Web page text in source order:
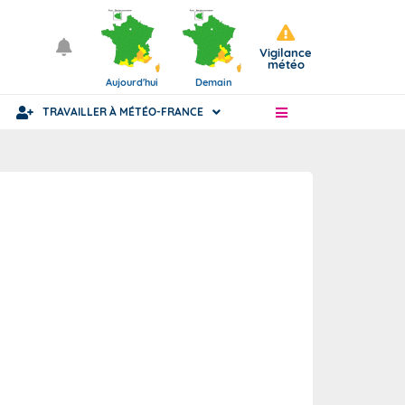
Aujourd'hui Demain
Vigilance
météo
TRAVAILLER À MÉTÉO-FRANCE